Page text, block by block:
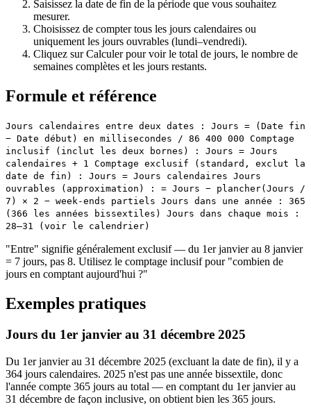
Saisissez la date de fin de la période que vous souhaitez
mesurer.
Choisissez de compter tous les jours calendaires ou
uniquement les jours ouvrables (lundi–vendredi).
Cliquez sur Calculer pour voir le total de jours, le nombre de
semaines complètes et les jours restants.
Formule et référence
Jours calendaires entre deux dates : Jours = (Date fin
− Date début) en millisecondes / 86 400 000 Comptage
inclusif (inclut les deux bornes) : Jours = Jours
calendaires + 1 Comptage exclusif (standard, exclut la
date de fin) : Jours = Jours calendaires Jours
ouvrables (approximation) : = Jours − plancher(Jours /
7) × 2 − week-ends partiels Jours dans une année : 365
(366 les années bissextiles) Jours dans chaque mois :
28–31 (voir le calendrier)
"Entre" signifie généralement exclusif — du 1er janvier au 8 janvier
= 7 jours, pas 8. Utilisez le comptage inclusif pour "combien de
jours en comptant aujourd'hui ?"
Exemples pratiques
Jours du 1er janvier au 31 décembre 2025
Du 1er janvier au 31 décembre 2025 (excluant la date de fin), il y a
364 jours calendaires. 2025 n'est pas une année bissextile, donc
l'année compte 365 jours au total — en comptant du 1er janvier au
31 décembre de façon inclusive, on obtient bien les 365 jours.